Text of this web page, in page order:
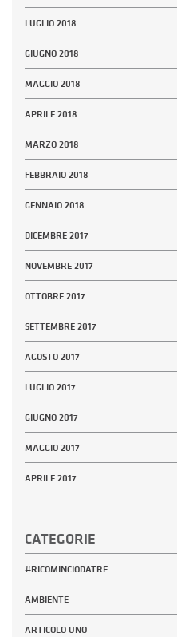
LUGLIO 2018
GIUGNO 2018
MAGGIO 2018
APRILE 2018
MARZO 2018
FEBBRAIO 2018
GENNAIO 2018
DICEMBRE 2017
NOVEMBRE 2017
OTTOBRE 2017
SETTEMBRE 2017
AGOSTO 2017
LUGLIO 2017
GIUGNO 2017
MAGGIO 2017
APRILE 2017
CATEGORIE
#RICOMINCIODATRE
AMBIENTE
ARTICOLO UNO